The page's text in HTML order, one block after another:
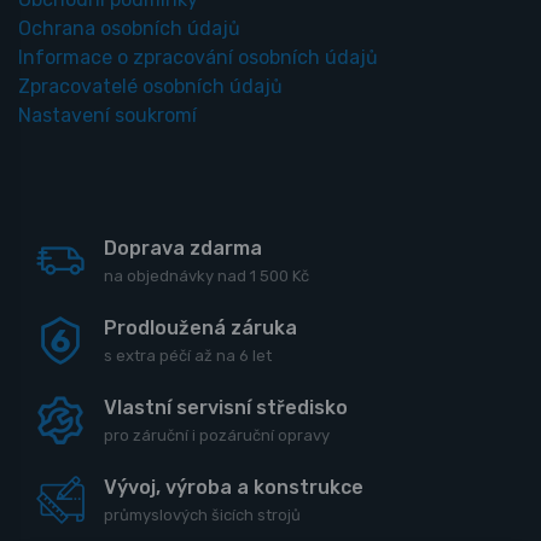
Ochrana osobních údajů
Informace o zpracování osobních údajů
Zpracovatelé osobních údajů
Nastavení soukromí
Doprava zdarma
na objednávky nad 1 500 Kč
Prodloužená záruka
s extra péčí až na 6 let
Vlastní servisní středisko
pro záruční i pozáruční opravy
Vývoj, výroba a konstrukce
průmyslových šicích strojů